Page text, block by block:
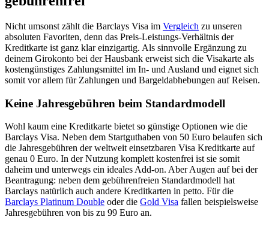
Nicht umsonst zählt die Barclays Visa im Vergleich zu unseren
absoluten Favoriten, denn das Preis-Leistungs-Verhältnis der
Kreditkarte ist ganz klar einzigartig. Als sinnvolle Ergänzung zu
deinem Girokonto bei der Hausbank erweist sich die Visakarte als
kostengünstiges Zahlungsmittel im In- und Ausland und eignet sich
somit vor allem für Zahlungen und Bargeldabhebungen auf Reisen.
Keine Jahresgebühren beim Standardmodell
Wohl kaum eine Kreditkarte bietet so günstige Optionen wie die
Barclays Visa. Neben dem Startguthaben von 50 Euro belaufen sich
die Jahresgebühren der weltweit einsetzbaren Visa Kreditkarte auf
genau 0 Euro. In der Nutzung komplett kostenfrei ist sie somit
daheim und unterwegs ein ideales Add-on. Aber Augen auf bei der
Beantragung: neben dem gebührenfreien Standardmodell hat
Barclays natürlich auch andere Kreditkarten in petto. Für die
Barclays Platinum Double oder die Gold Visa fallen beispielsweise
Jahresgebühren von bis zu 99 Euro an.